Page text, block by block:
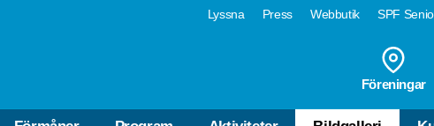
Lyssna Press Webbutik SPF
Föreningar